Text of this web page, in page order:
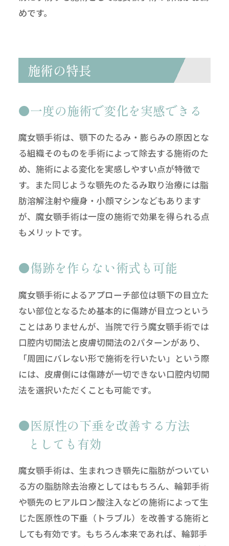
めです。
施術の特長
一度の施術で変化を実感できる
魔女顎手術は、顎下のたるみ・膨らみの原因とな
る組織そのものを手術によって除去する施術のた
め、施術による変化を実感しやすい点が特徴で
す。また同じような顎先のたるみ取り治療には脂
肪溶解注射や痩身・小顔マシンなどもあります
が、魔女顎手術は一度の施術で効果を得られる点
もメリットです。
傷跡を作らない術式も可能
魔女顎手術によるアプローチ部位は顎下の目立た
ない部位となるため基本的に傷跡が目立つという
ことはありませんが、当院で行う魔女顎手術では
口腔内切開法と皮膚切開法の2パターンがあり、
「周囲にバレない形で施術を行いたい」という際
には、皮膚側には傷跡が一切できない口腔内切開
法を選択いただくことも可能です。
医原性の下垂を改善する方法
としても有効
魔女顎手術は、生まれつき顎先に脂肪がついてい
る方の脂肪除去治療としてはもちろん、輪郭手術
や顎先のヒアルロン酸注入などの施術によって生
じた医原性の下垂（トラブル）を改善する施術と
しても有効です。もちろん本来であれば、輪郭手